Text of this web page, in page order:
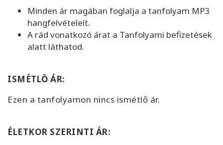
Minden ár magában foglalja a tanfolyam MP3
hangfelvételeit.
A rád vonatkozó árat a Tanfolyami befizetések
alatt láthatod.
ISMÉTLŐ ÁR:
Ezen a tanfolyamon nincs ismétlő ár.
ÉLETKOR SZERINTI ÁR: